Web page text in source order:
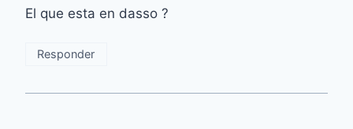
El que esta en dasso ?
Responder